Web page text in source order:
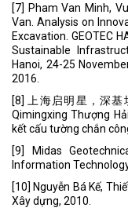
[7] Pham Van Minh,
Van. Analysis on
Excavation. GEOTEC
Sustainable
Hanoi, 24-25
2016.
[8] 上海启明星，深基
Qimingxing Thượng
kết cấu tường chắn
[9] Midas
Information
[10] Nguyễn Bá Kế,
Xây dựng, 2010.